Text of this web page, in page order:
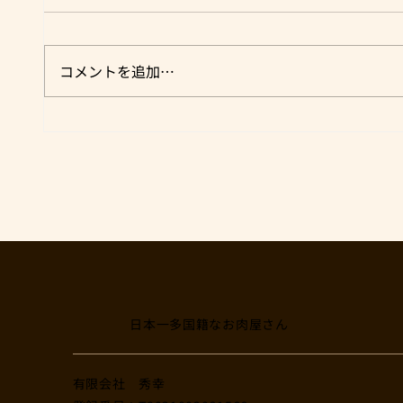
コメントを追加…
日本一多国籍なお肉屋さん
​有限会社 秀幸